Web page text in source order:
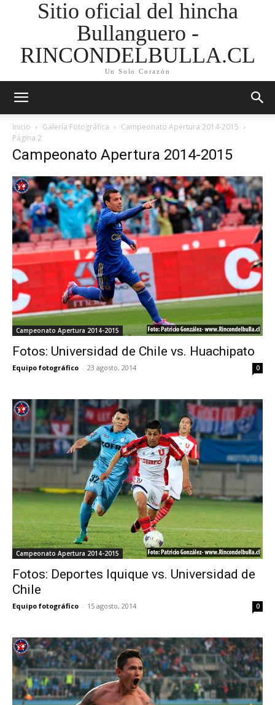
Sitio oficial del hincha
Bullanguero -
RINCONDELBULLA.CL
Un Solo Corazón
Inicio Galería Fotográfica
Campeonato Apertura 2014-2015
Página 2
Campeonato Apertura 2014-2015
Campeonato Apertura 2014-2015
Fotos: Universidad de Chile vs. Huachipato
Equipo fotográfico - 23 agosto, 2014 0
Campeonato Apertura 2014-2015
Fotos: Deportes Iquique vs. Universidad de
Chile
Equipo fotográfico - 15 agosto, 2014 0